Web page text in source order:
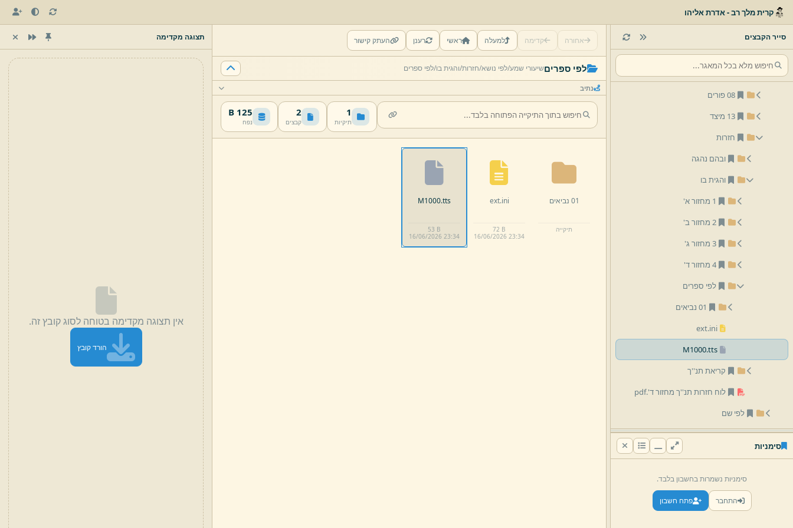
קרית מלך רב - אדרת אליהו
סייר הקבצים
03 שבועות
05 אלול ומועדי תשרי
06 חנוכה
08 פורים
13 מיצד
חזרות
ובהם נהגה
והגית בו
1 מחזור א'
2 מחזור ב'
3 מחזור ג'
4 מחזור ד'
לפי ספרים
01 נביאים
ext.ini
M1000.tts
קריאת תנ''ך
לוח חזרות תנ''ך מחזור ד'.pdf
לפי שם
סימניות
סימניות נשמרות בחשבון בלבד.
התחבר פתח חשבון
אחורה קדימה למעלה ראשי רענן העתק קישור
לפי ספריםשיעורי שמע/לפי נושא/חזרות/והגית בו/לפי ספרים
נתיב
1
תיקיות
2
קבצים
125 B
נפח
01 נביאים
תיקייה
ext.ini
72 B
16/06/2026 23:34
M1000.tts
53 B
16/06/2026 23:34
תצוגה מקדימה
אין תצוגה מקדימה בטוחה לסוג קובץ זה.
הורד קובץ